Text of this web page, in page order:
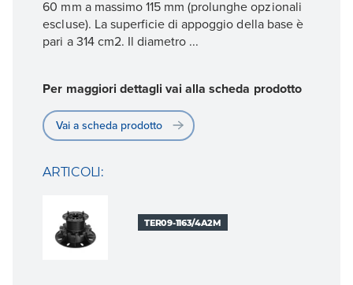
60 mm a massimo 115 mm (prolunghe opzionali
escluse). La superficie di appoggio della base è
pari a 314 cm2. Il diametro ...
Per maggiori dettagli vai alla scheda prodotto
Vai a scheda prodotto
ARTICOLI:
TER09-1163/4A2M